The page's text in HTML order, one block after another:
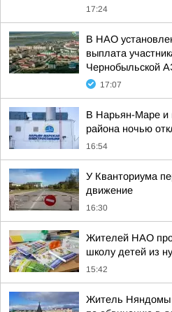
17:24
В НАО
выплата
Чернобыльской
17:07
В Нарьян-Маре и
района ночью
16:54
У Кванториума
движение
16:30
Жителей НАО
школу детей из
15:42
Житель Няндомы